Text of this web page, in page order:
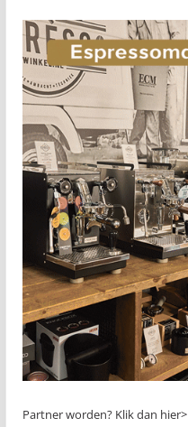
Partner worden? Klik dan hier>